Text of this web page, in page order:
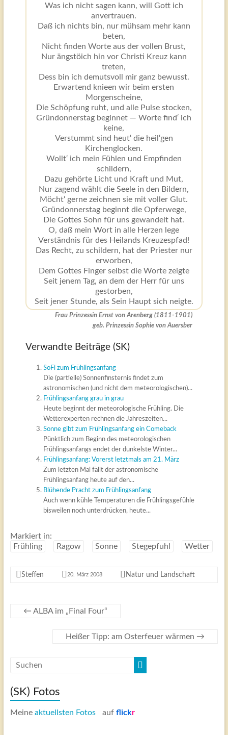
Was ich nicht sagen kann, will Gott ich
anvertrauen.
Daß ich nichts bin, nur mühsam mehr kann
beten,
Nicht finden Worte aus der vollen Brust,
Nur ängstöich hin vor Christi Kreuz kann
treten,
Dess bin ich demutsvoll mir ganz bewusst.
Erwartend knieen wir beim ersten
Morgenscheine,
Die Schöpfung ruht, und alle Pulse stocken,
Gründonnerstag beginnet — Worte find‘ ich
keine,
Verstummt sind heut‘ die heil‘gen
Kirchenglocken.
Wollt‘ ich mein Fühlen und Empfinden
schildern,
Dazu gehörte Licht und Kraft und Mut,
Nur zagend wählt die Seele in den Bildern,
Möcht‘ gerne zeichnen sie mit voller Glut.
Gründonnerstag beginnt die Opferwege,
Die Gottes Sohn für uns gewandelt hat.
O, daß mein Wort in alle Herzen lege
Verständnis für des Heilands Kreuzespfad!
Das Recht, zu schildern, hat der Priester nur
erworben,
Dem Gottes Finger selbst die Worte zeigte
Seit jenem Tag, an dem der Herr für uns
gestorben,
Seit jener Stunde, als Sein Haupt sich neigte.
Frau Prinzessin Ernst von Arenberg (1811-1901)
geb. Prinzessin Sophie von Auersber
Verwandte Beiträge (SK)
SoFi zum Frühlingsanfang
Die (partielle) Sonnenfinsternis findet zum
astronomischen (und nicht dem meteorologischen)...
Frühlingsanfang grau in grau
Heute beginnt der meteorologische Frühling. Die
Wetterexperten rechnen die Jahreszeiten...
Sonne gibt zum Frühlingsanfang ein Comeback
Pünktlich zum Beginn des meteorologischen
Frühlingsanfangs endet der dunkelste Winter...
Frühlingsanfang: Vorerst letztmals am 21. März
Zum letzten Mal fällt der astronomische
Frühlingsanfang heute auf den...
Blühende Pracht zum Frühlingsanfang
Auch wenn kühle Temperaturen die Frühlingsgefühle
bisweilen noch unterdrücken, heute...
Markiert in:
Frühling
Ragow Sonne Stegepfuhl Wetter
Steffen 20. März 2008 Natur und Landschaft
← ALBA im „Final Four“
Heißer Tipp: am Osterfeuer wärmen →
(SK) Fotos
Meine aktuellsten Fotos auf flickr